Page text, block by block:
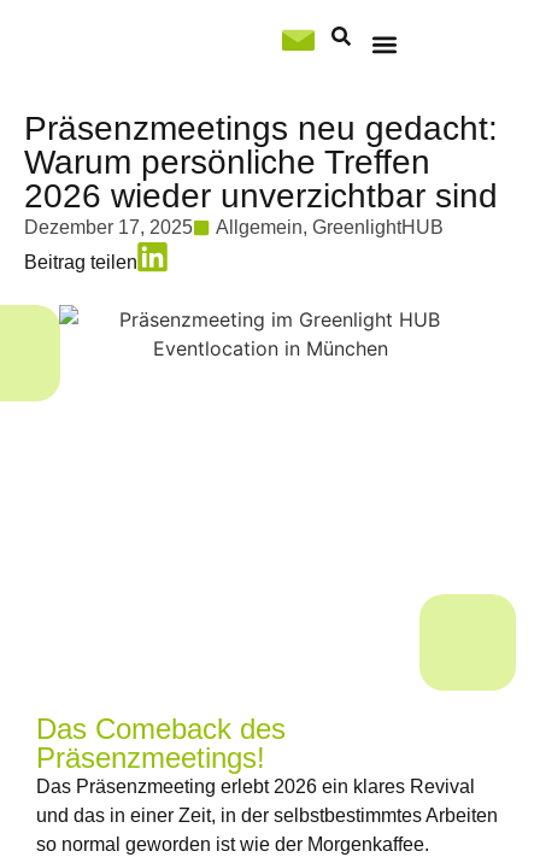
Präsenzmeetings neu gedacht:
Warum persönliche Treffen
2026 wieder unverzichtbar sind
Dezember 17, 2025 Allgemein, GreenlightHUB
Beitrag teilen
Das Comeback des
Präsenzmeetings!
Das Präsenzmeeting erlebt 2026 ein klares Revival
und das in einer Zeit, in der selbstbestimmtes Arbeiten
so normal geworden ist wie der Morgenkaffee.